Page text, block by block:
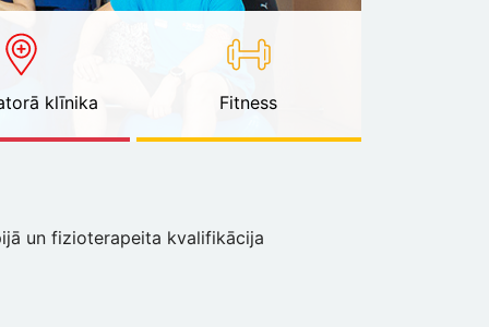
klīnika Fitness
un fizioterapeita kvalifikācija